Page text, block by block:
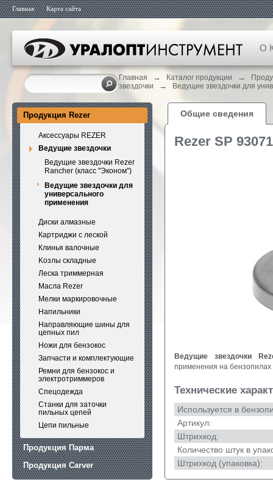
Главная Карта сайта
О
Главная → Каталог продукции →
звездочки
→ Ведущие звездочки для
Продукция Rezer
Аксессуары REZER
Ведущие звездочки
Ведущие звездочки Rezer
Rancher (класс "Эконом")
Ведущие звездочки для
универсального
применения
Диски алмазные
Картриджи с леской
Клинья валочные
Kозлы складные
Леска триммерная
Масла Rezer
Мелки маркировочные
Напильники
Направляющие шины для
цепных пил
Ножи для бензокос
Запчасти и комплектующие
Ремни для бензокос и
электротриммеров
Спецодежда
Станки для заточки
пильных цепей
Цепи пильные
Продукция Парма
Продукция Carver
Общие сведения
Rezer SP
Ведущие звездочки
применения на бензопилах
Технические
Используется в
Артикул:
Штрихкод:
Количество штук в
Штрихкод (упаковка):